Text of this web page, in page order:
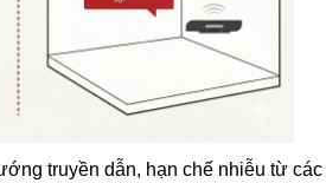
truyền dẫn, hạn chế nhiễu từ